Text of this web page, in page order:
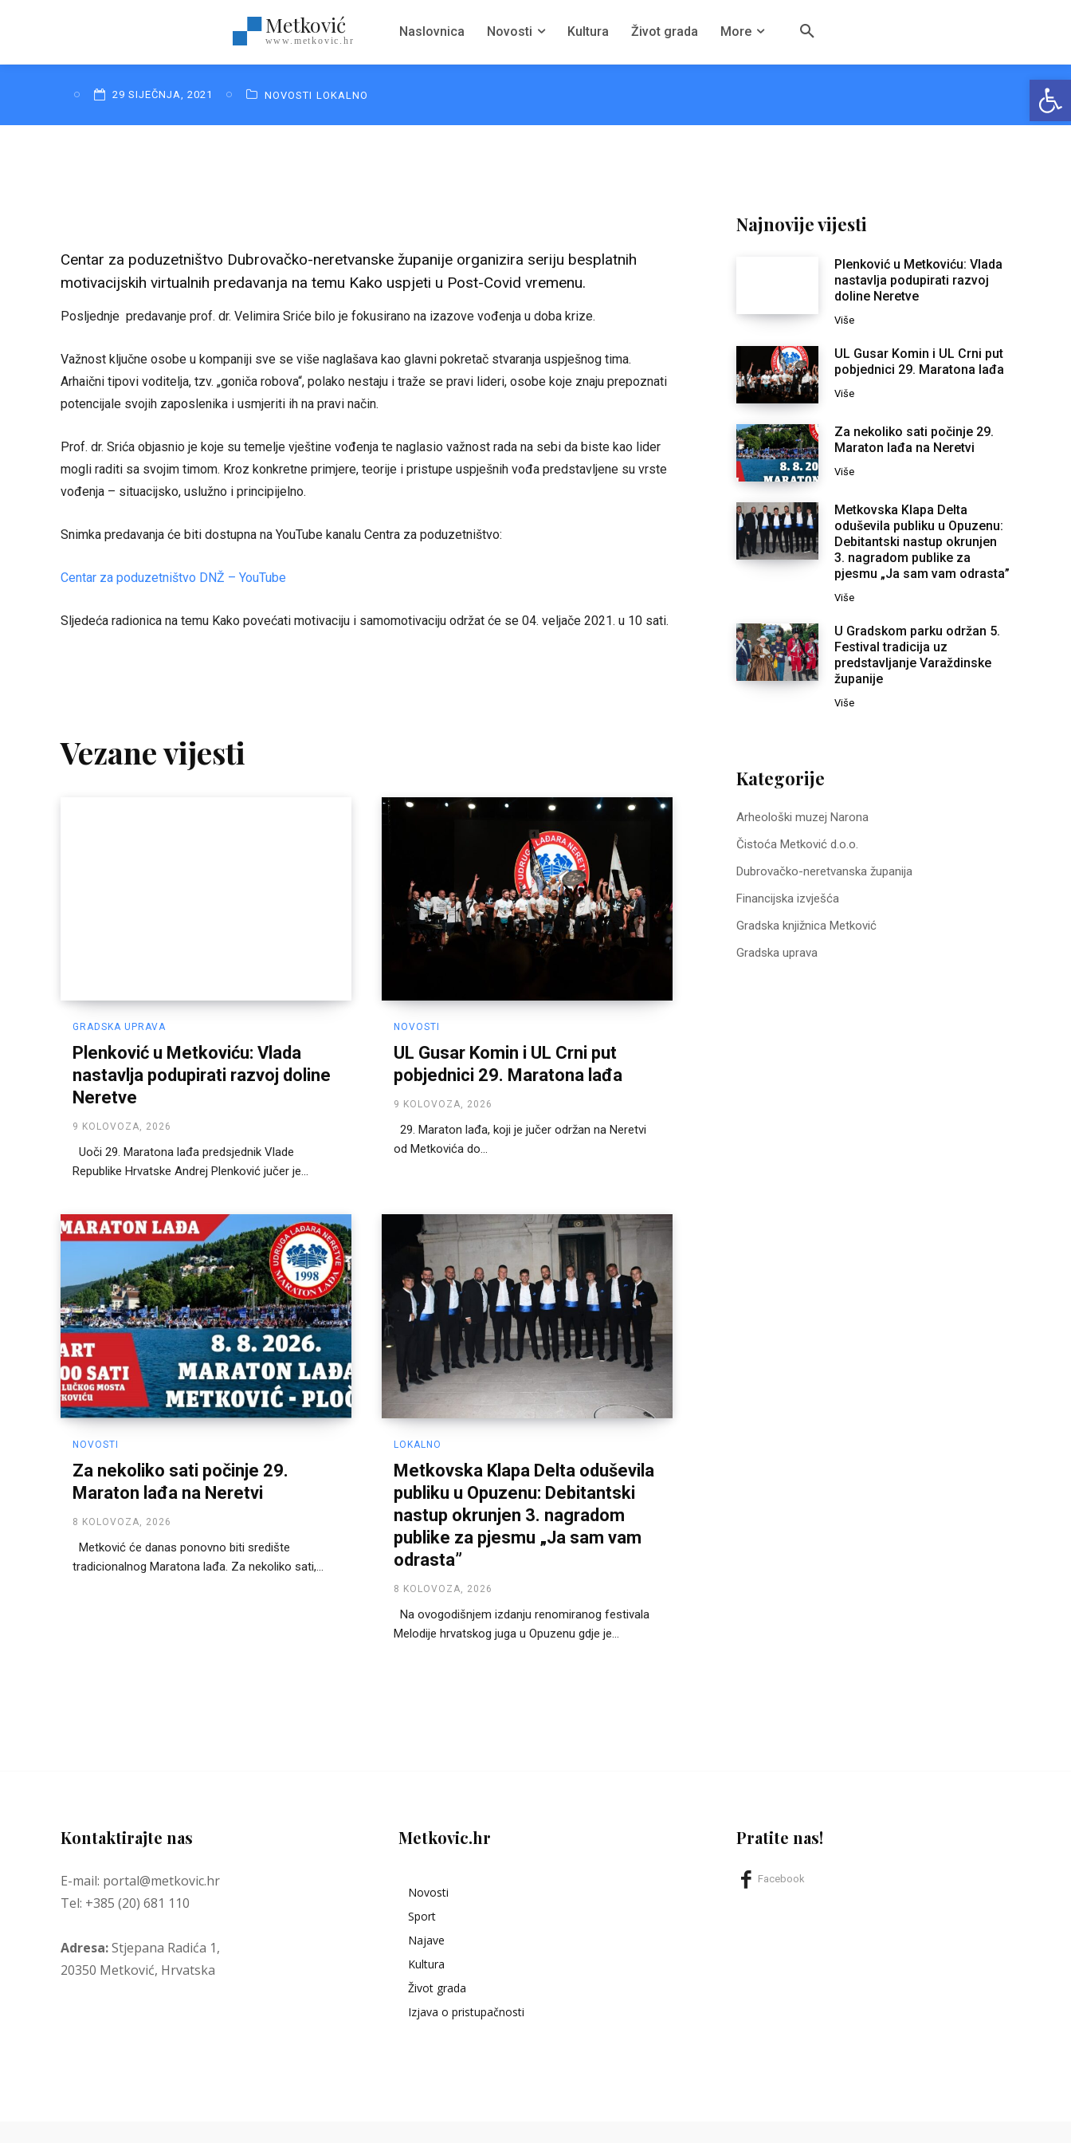
Metković
www.metkovic.hr
Naslovnica Novosti Kultura Život grada More
29 SIJEČNJA, 2021 NOVOSTI LOKALNO
Centar za poduzetništvo Dubrovačko-neretvanske županije organizira seriju besplatnih
motivacijskih virtualnih predavanja na temu Kako uspjeti u Post-Covid vremenu.
Posljednje predavanje prof. dr. Velimira Sriće bilo je fokusirano na izazove vođenja u doba krize.
Važnost ključne osobe u kompaniji sve se više naglašava kao glavni pokretač stvaranja uspješnog tima.
Arhaični tipovi voditelja, tzv. „goniča robova“, polako nestaju i traže se pravi lideri, osobe koje znaju prepoznati
potencijale svojih zaposlenika i usmjeriti ih na pravi način.
Prof. dr. Srića objasnio je koje su temelje vještine vođenja te naglasio važnost rada na sebi da biste kao lider
mogli raditi sa svojim timom. Kroz konkretne primjere, teorije i pristupe uspješnih vođa predstavljene su vrste
vođenja – situacijsko, uslužno i principijelno.
Snimka predavanja će biti dostupna na YouTube kanalu Centra za poduzetništvo:
Centar za poduzetništvo DNŽ – YouTube
Sljedeća radionica na temu Kako povećati motivaciju i samomotivaciju održat će se 04. veljače 2021. u 10 sati.
Vezane vijesti
GRADSKA UPRAVA
Plenković u Metkoviću: Vlada
nastavlja podupirati razvoj doline
Neretve
9 KOLOVOZA, 2026
Uoči 29. Maratona lađa predsjednik Vlade
Republike Hrvatske Andrej Plenković jučer je...
NOVOSTI
UL Gusar Komin i UL Crni put
pobjednici 29. Maratona lađa
9 KOLOVOZA, 2026
od Metkovića do...
NOVOSTI
Za nekoliko sati počinje 29.
Maraton lađa na Neretvi
8 KOLOVOZA, 2026
Metković će danas ponovno biti središte
tradicionalnog Maratona lađa. Za nekoliko sati,...
LOKALNO
Metkovska Klapa Delta oduševila
publiku u Opuzenu: Debitantski
nastup okrunjen 3. nagradom
publike za pjesmu „Ja sam vam
odrasta”
8 KOLOVOZA, 2026
Melodije hrvatskog juga u Opuzenu gdje je...
Najnovije vijesti
Plenković u Metkoviću: Vlada
nastavlja podupirati razvoj
doline Neretve
Više
UL Gusar Komin i UL Crni put
pobjednici 29. Maratona lađa
Više
Za nekoliko sati počinje 29.
Maraton lađa na Neretvi
Više
Metkovska Klapa Delta
oduševila publiku u Opuzenu:
Debitantski nastup okrunjen
3. nagradom publike za
pjesmu „Ja sam vam odrasta”
Više
U Gradskom parku održan 5.
Festival tradicija uz
predstavljanje Varaždinske
županije
Više
Kategorije
Arheološki muzej Narona
Čistoća Metković d.o.o.
Dubrovačko-neretvanska županija
Financijska izvješća
Gradska knjižnica Metković
Gradska uprava
Kontaktirajte nas
E-mail: portal@metkovic.hr
Tel: +385 (20) 681 110
Adresa:Stjepana Radića 1,
20350 Metković, Hrvatska
Metkovic.hr
Novosti
Sport
Najave
Kultura
Život grada
Izjava o pristupačnosti
Pratite nas!
Facebook